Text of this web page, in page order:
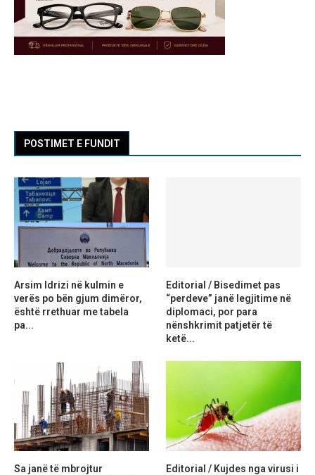
POSTIMET E FUNDIT
Arsim Idrizi në kulmin e
verës po bën gjum dimëror,
është rrethuar me tabela
pa...
Editorial / Bisedimet pas
“perdeve” janë legjitime në
diplomaci, por para
nënshkrimit patjetër të
ketë...
Sa janë të mbrojtur
Editorial / Kujdes nga virusi i